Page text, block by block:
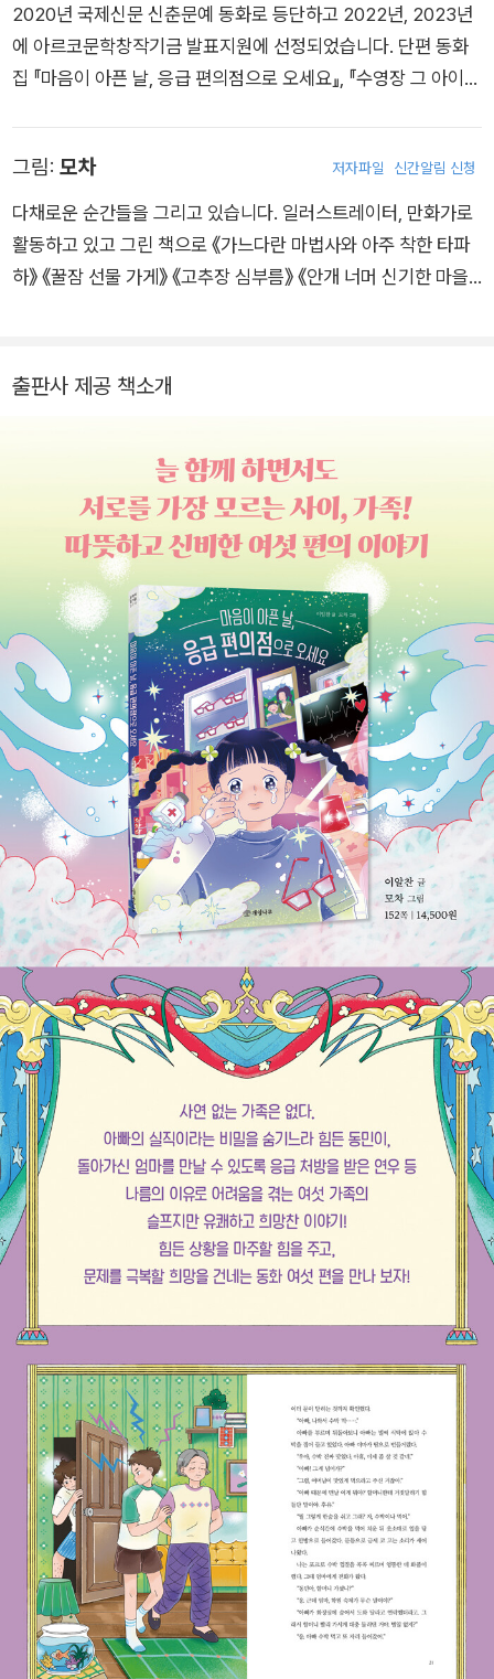
가족 구성원의 부재 때문에, 녹록하지 않은 현실 때문에 좌절하지
만 결국 이들은 가족이라는 울타리 안에서 상처를 치유하고 다시
일어선다. 이 과정을 통해 든든한 버팀목이 되어 주는 가족의 존
이 책의 저자인 이알찬 작가는 슬픈 이야기를 희망차게, 유쾌한
이야기를 깊이 있게 풀어낸다. 지극히 현실적인 이야기를 통해 힘
든 상황과 마주할 힘을 주기도 하고, 현실과 환상의 세계를 넘나
들며 문제를 극복할 희망을 품고 성장하도록 돕기도 한다. 실감
야기가 더욱 생생하게 전달되고 몰입감이 넘친다.
2020년 국제신문 신춘문예 동화로 등단하고 2022년, 2023년
에 아르코문학창작기금 발표지원에 선정되었습니다. 단편 동화
집 『마음이 아픈 날, 응급 편의점으로 오세요』, 『수영장 그 아이』
그림: 모차 저자파일 신간알림 신청
다채로운 순간들을 그리고 있습니다. 일러스트레이터, 만화가로
활동하고 있고 그린 책으로 《가느다란 마법사와 아주 착한 타파
하》 《꿀잠 선물 가게》 《고추장 심부름》 《안개 너머 신기한 마을》
출판사 제공 책소개